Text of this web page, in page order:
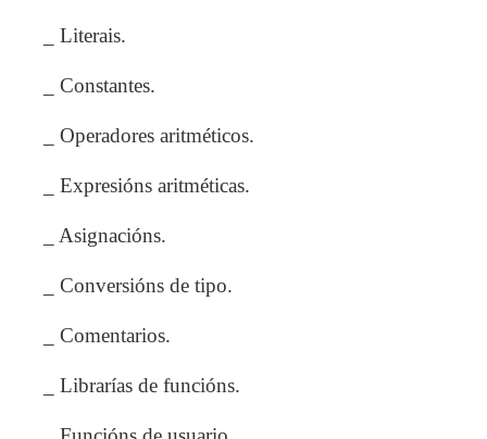
_ Literais.
_ Constantes.
_ Operadores aritméticos.
_ Expresións aritméticas.
_ Asignacións.
_ Conversións de tipo.
_ Comentarios.
_ Librarías de funcións.